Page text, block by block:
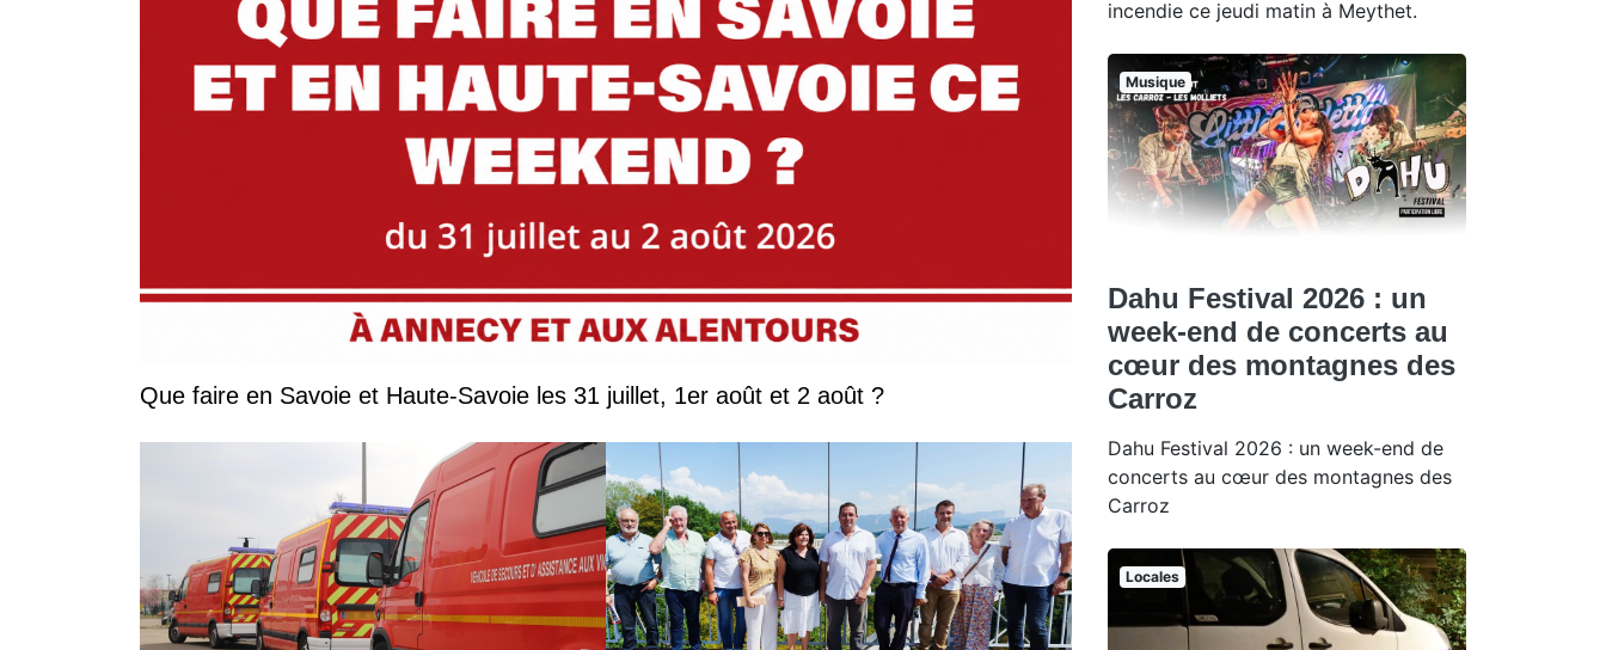
Que faire en Savoie et Haute-Savoie les 31 juillet, 1er août et 2 août ?
incendie ce jeudi matin à Meythet.
Musique
Dahu Festival 2026 : un
week-end de concerts au
cœur des montagnes des
Carroz
Dahu Festival 2026 : un week-end de
concerts au cœur des montagnes des
Carroz
Locales